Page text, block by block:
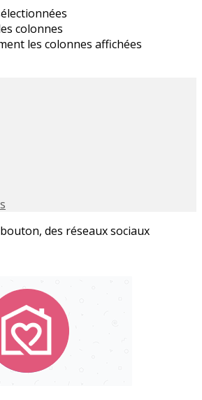
colonnes
les colonnes affichées
des réseaux sociaux